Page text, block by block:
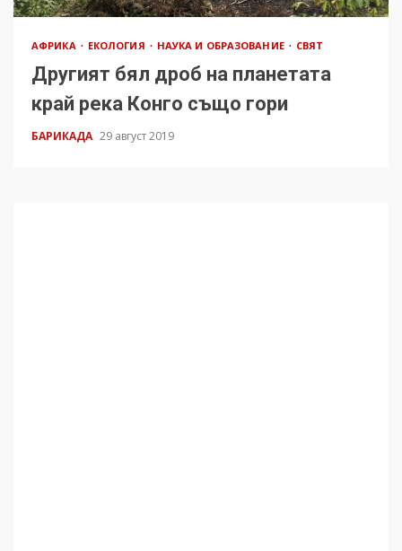
АФРИКА ЕКОЛОГИЯ НАУКА И ОБРАЗОВАНИЕ СВЯТ
Другият бял дроб на планетата
край река Конго също гори
БАРИКАДА 29 август 2019